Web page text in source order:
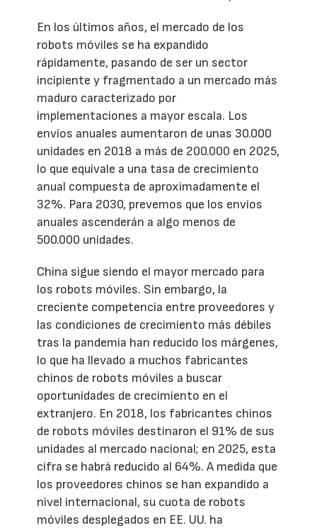
En los últimos años, el mercado de los
robots móviles se ha expandido
rápidamente, pasando de ser un sector
incipiente y fragmentado a un mercado más
maduro caracterizado por
implementaciones a mayor escala. Los
envíos anuales aumentaron de unas 30.000
unidades en 2018 a más de 200.000 en 2025,
lo que equivale a una tasa de crecimiento
anual compuesta de aproximadamente el
32%. Para 2030, prevemos que los envíos
anuales ascenderán a algo menos de
500.000 unidades.
China sigue siendo el mayor mercado para
los robots móviles. Sin embargo, la
creciente competencia entre proveedores y
las condiciones de crecimiento más débiles
tras la pandemia han reducido los márgenes,
lo que ha llevado a muchos fabricantes
chinos de robots móviles a buscar
oportunidades de crecimiento en el
extranjero. En 2018, los fabricantes chinos
de robots móviles destinaron el 91% de sus
unidades al mercado nacional; en 2025, esta
cifra se habrá reducido al 64%. A medida que
los proveedores chinos se han expandido a
nivel internacional, su cuota de robots
móviles desplegados en EE. UU. ha